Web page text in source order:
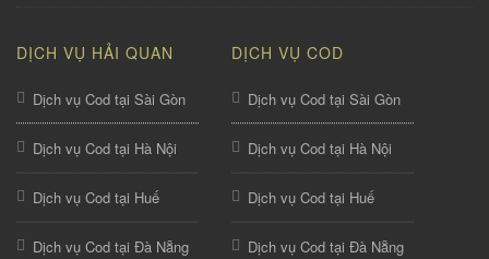
DỊCH VỤ HẢI QUAN
Dịch vụ Cod tại Sài Gòn
Dịch vụ Cod tại Hà Nội
Dịch vụ Cod tại Huế
Dịch vụ Cod tại Đà Nẵng
DỊCH VỤ COD
Dịch vụ Cod tại Sài Gòn
Dịch vụ Cod tại Hà Nội
Dịch vụ Cod tại Huế
Dịch vụ Cod tại Đà Nẵng